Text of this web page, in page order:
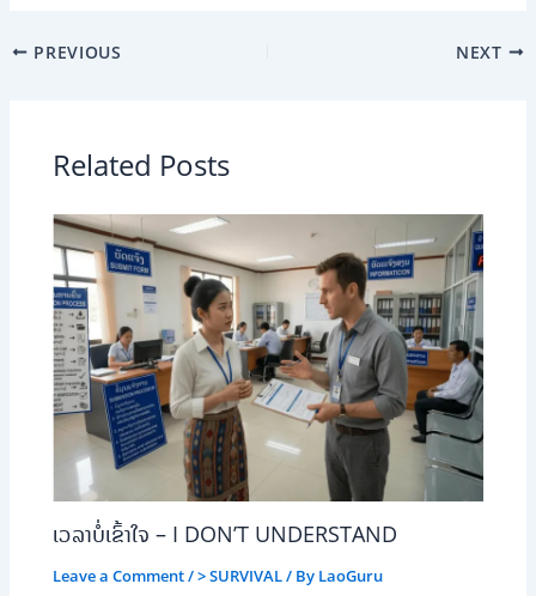
PREVIOUS NEXT
Related Posts
ເວລາບໍ່ເຂົ້າໃຈ – I DON’T UNDERSTAND
Leave a Comment/> SURVIVAL/ By LaoGuru